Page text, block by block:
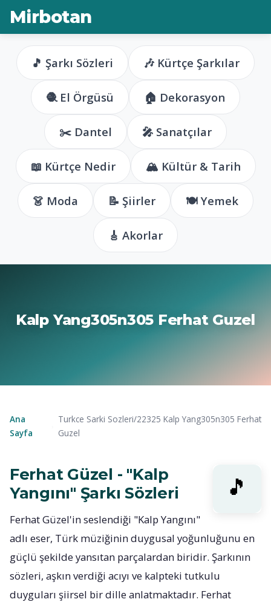
Mirbotan
🎵 Şarkı Sözleri 🎶 Kürtçe Şarkılar
🧶 El Örgüsü 🏠 Dekorasyon
✂️ Dantel 🎤 Sanatçılar
📖 Kürtçe Nedir 🏔️ Kültür & Tarih
👗 Moda 📝 Şiirler 🍽️ Yemek
🎸 Akorlar
Kalp Yang305n305 Ferhat Guzel
Ana
Sayfa
Turkce Sarki Sozleri/22325 Kalp Yang305n305 Ferhat
Guzel
Ferhat Güzel - "Kalp
Yangını" Şarkı Sözleri
Ferhat Güzel'in seslendiği "Kalp Yangını"
adlı eser, Türk müziğinin duygusal yoğunluğunu en
güçlü şekilde yansıtan parçalardan biridir. Şarkının
sözleri, aşkın verdiği acıyı ve kalpteki tutkulu
duyguları şiirsel bir dille anlatmaktadır. Ferhat